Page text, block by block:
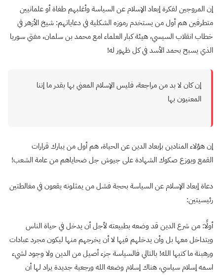
إن المروجين لفكرة إبعاد الإسلام عن السياسة وأغلبهم طغاة أو علمانيين
متطرفين هم أول من يستخدم رموزه الشكلية في دعاياتهم: شيخ الأزهر في
خطاب انقلاب السيسي، هيئة كبار العلماء امع محمد بن سلمان، مفتي سوريا
الذي يسبح بحمد الأسد في كل ظهور له!
إن كان لا بد من مراجعة، فليس الإسلام المعني بها بقدر ما إننا
المعنيون بها
إن هؤلاء المنادين بإبعاد الدين عن الحياة، هم أول من يبارك قرارات
القمع ويوزع صكوك الشهادة على جيوش جل ضحاياهم من عامة الشعب!
دعاة إبعاد الإسلام عن السياسة بحجة فشل من يمثلونه يقعون في مغالطتين
رئيسيتين:
أولًا: من شرع الدين قد وضعه بطبيعته لأجل أن يدخل في حياة الناس
ويتداخل معها بل وأن يدخلهم فيها لا أن يخرجهم منها ليكون مجرد عبادات
ورهبنة ما كتبها الله! بالتالي فالسياسة جزء أصيل من الدين ولا وجود لشيء
اسمه إسلام سياسي، هناك إسلام وضعه الله ورجعية جديدة يراد لها أن